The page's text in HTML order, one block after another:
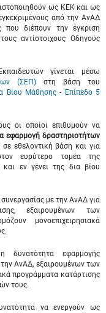
ως ΚΕΚ και ως
από την ΑνΑΔ
που διέπουν την έγκριση
αντίστοιχους Οδηγούς
γίνεται μέσω
(ΣΕΠ) στη βάση του
Βίου Μάθησης - Επίπεδο 5
οι οποίοι επιθυμούν να
εφαρμογή δραστηριοτήτων
εθελοντική βάση και για
ευρύτερο τομέα της
και εν γένει της δια βίου
με την ΑνΑΔ για
εξαιρουμένων των
μονοεπιχειρησιακά
εφαρμογής
ΑνΑΔ, εξαιρουμένων των
προγράμματα κατάρτισης
τους.
να ενεργούν ως